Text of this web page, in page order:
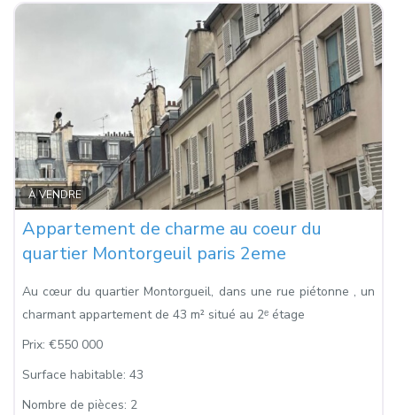
À VENDRE
Appartement de charme au coeur du
quartier Montorgeuil paris 2eme
Au cœur du quartier Montorgueil, dans une rue piétonne , un
charmant appartement de 43 m² situé au 2ᵉ étage
Prix: €550 000
Surface habitable: 43
Nombre de pièces: 2